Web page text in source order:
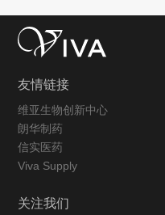
友情链接
维亚生物创新中心
朗华制药
信实医药
Viva Supply
关注我们